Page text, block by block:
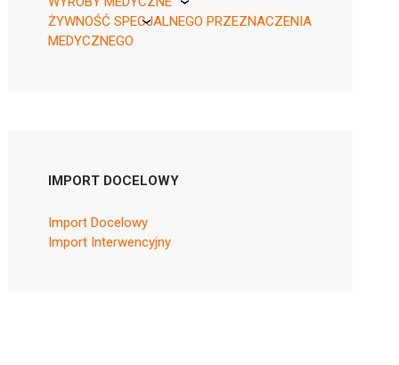
KikGel
ŻYWNOŚĆ SPECJALNEGO PRZEZNACZENIA
MEDYCZNEGO
IMPORT DOCELOWY
Import Docelowy
Import Interwencyjny